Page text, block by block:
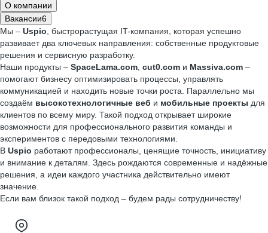
О компании
Вакансии6
Мы – Uspio , быстрорастущая IT-компания, которая успешно
развивает два ключевых направления: собственные продуктовые
решения и сервисную разработку.
Наши продукты – SpaceLama.com cut0.com и Massiva.com –
помогают бизнесу оптимизировать процессы, управлять
коммуникацией и находить новые точки роста. Параллельно мы
создаём высокотехнологичные веб и мобильные проекты для
клиентов по всему миру. Такой подход открывает широкие
возможности для профессионального развития команды и
экспериментов с передовыми технологиями.
В Uspio работают профессионалы, ценящие точность, инициативу
и внимание к деталям. Здесь рождаются современные и надёжные
решения, а идеи каждого участника действительно имеют
значение.
Если вам близок такой подход – будем рады сотрудничеству!